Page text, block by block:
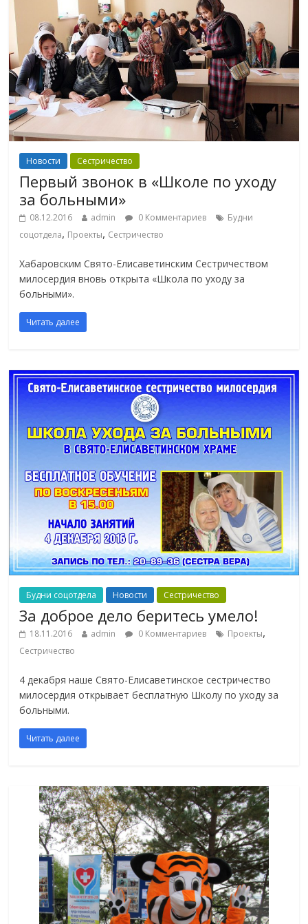
Новости Сестричество
Первый звонок в «Школе по уходу
за больными»
08.12.2016 admin 0 Комментариев
Будни
соцотдела, Проекты, Сестричество
Хабаровским Свято-Елисаветинским Сестричеством
милосердия вновь открыта «Школа по уходу за
больными».
Читать далее
Будни соцотдела Новости Сестричество
За доброе дело беритесь умело!
18.11.2016 admin 0 Комментариев Проекты,
Сестричество
4 декабря наше Свято-Елисаветинское сестричество
милосердия открывает бесплатную Школу по уходу за
больными.
Читать далее